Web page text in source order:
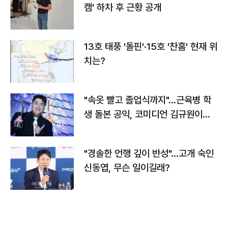
캠' 하차 후 근황 공개
13호 태풍 '돌핀'·15호 '찬홈' 현재 위
치는?
"속옷 빨고 졸업식까지"…근육병 학
생 돌본 공익, 코미디언 김규원이었
"경솔한 언행 깊이 반성"…고개 숙인
신동엽, 무슨 일이길래?